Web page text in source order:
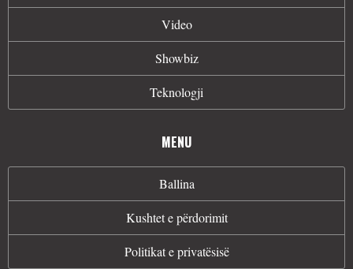
Video
Showbiz
Teknologji
MENU
Ballina
Kushtet e përdorimit
Politikat e privatësisë